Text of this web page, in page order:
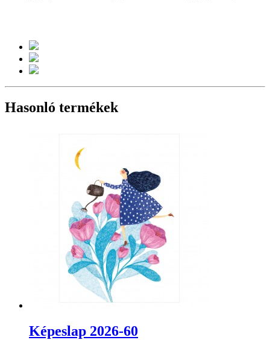
Hasonló termékek
Képeslap 2026-60